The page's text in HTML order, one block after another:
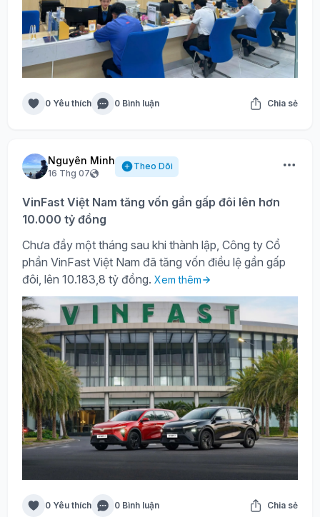
0 Yêu thích 0 Bình luận Chia sẻ
Nguyên Minh
16 Thg 07
Theo Dõi
VinFast Việt Nam tăng vốn gần gấp đôi lên hơn
10.000 tỷ đồng
Chưa đầy một tháng sau khi thành lập, Công ty Cổ
phần VinFast Việt Nam đã tăng vốn điều lệ gần gấp
đôi, lên 10.183,8 tỷ đồng. Xem thêm
0 Yêu thích 0 Bình luận Chia sẻ